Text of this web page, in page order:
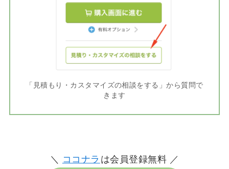
「見積もり・カスタマイズの相談をする」から質問で
きます
＼ ココナラ は会員登録無料 ／